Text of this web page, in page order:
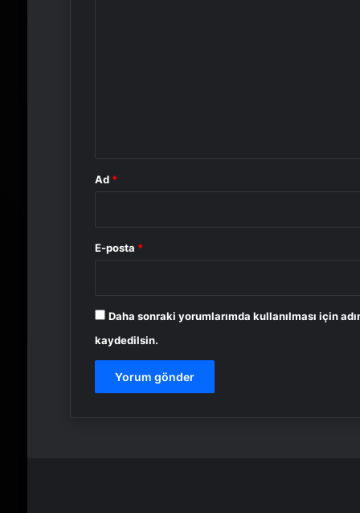
Ad *
E-posta *
Daha sonraki yorumlarımda kullanılması için
kaydedilsin.